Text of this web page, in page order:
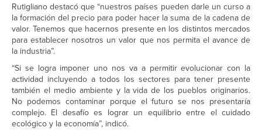
Rutigliano destacó que “nuestros países pueden darle un curso a
la formación del precio para poder hacer la suma de la cadena de
valor. Tenemos que hacernos presente en los distintos mercados
para establecer nosotros un valor que nos permita el avance de
la industria”.
“Si se logra imponer uno nos va a permitir evolucionar con la
actividad incluyendo a todos los sectores para tener presente
también el medio ambiente y la vida de los pueblos originarios.
No podemos contaminar porque el futuro se nos presentaría
complejo. El desafío es lograr un equilibrio entre el cuidado
ecológico y la economía”, indicó.